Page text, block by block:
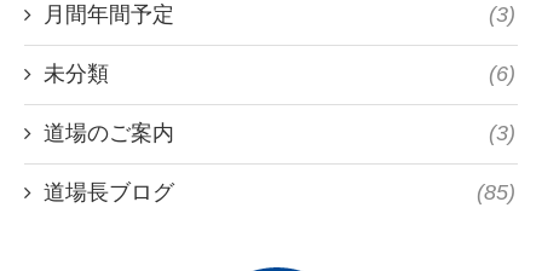
月間年間予定 (3)
未分類 (6)
道場のご案内 (3)
道場長ブログ (85)